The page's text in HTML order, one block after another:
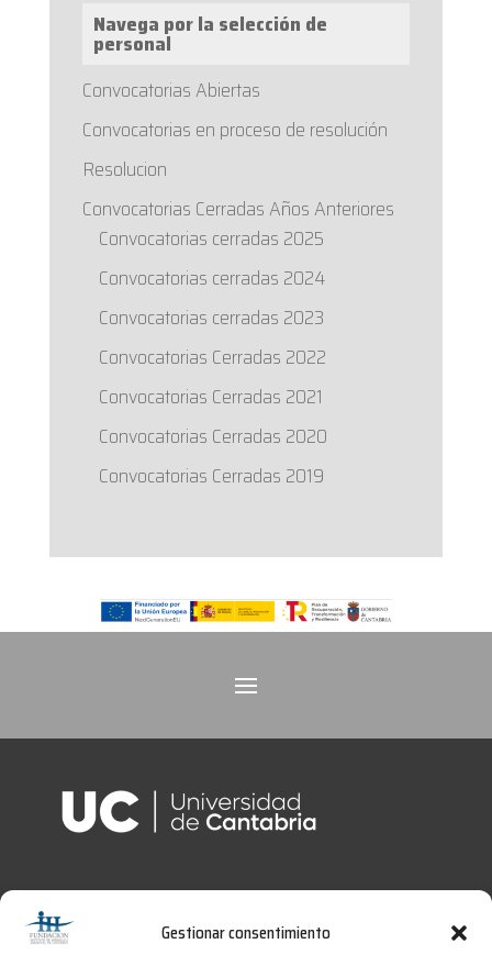
Gestionar consentimiento
Navega por la selección de
personal
Convocatorias Abiertas
Convocatorias en proceso de resolución
Resolucion
Convocatorias Cerradas Años Anteriores
Convocatorias cerradas 2025
Convocatorias cerradas 2024
Convocatorias cerradas 2023
Convocatorias Cerradas 2022
Convocatorias Cerradas 2021
Convocatorias Cerradas 2020
Convocatorias Cerradas 2019